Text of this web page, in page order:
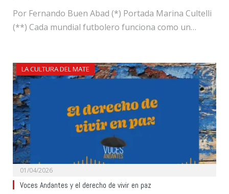
Por Fernando Buen Abad (*) Portada Marina Cultelli
(**) Cada mundial futbolero funciona como un…
LA CULTURA DEL MATE
01/04/2026
Voces Andantes y el derecho de vivir en paz